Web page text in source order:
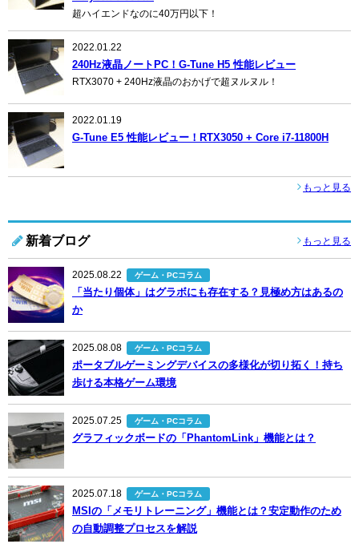
超ハイエンドなのに40万円以下！
2022.01.22
240Hz液晶ノートPC！G-Tune H5 性能レビュー
RTX3070 + 240Hz液晶のおかげで超ヌルヌル！
2022.01.19
G-Tune E5 性能レビュー！RTX3050 + Core i7-11800H
もっと見る
新着ブログ もっと見る
2025.08.22 ゲーム・PCコラム
「当たり個体」はグラボにも存在する？見極め方はあるの
か
2025.08.08 ゲーム・PCコラム
ポータブルゲーミングデバイスの多様化が切り拓く！持ち
歩ける本格ゲーム環境
2025.07.25 ゲーム・PCコラム
グラフィックボードの「PhantomLink」機能とは？
2025.07.18 ゲーム・PCコラム
MSIの「メモリトレーニング」機能とは？安定動作のため
の自動調整プロセスを解説